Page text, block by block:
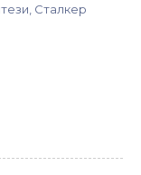
Сталкер